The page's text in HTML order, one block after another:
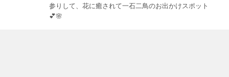
参りして、花に癒されて一石二鳥のお出かけスポット
💕🌸